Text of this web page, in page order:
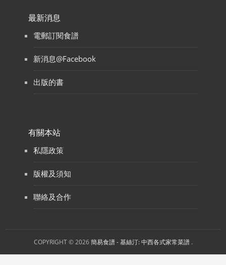
最新消息
電郵訂閱食譜
新消息@Facebook
出版的書
有關本站
私隱政策
版權及須知
聯絡及合作
COPYRIGHT © 2026簡易食譜 - 基絲汀: 中西各式家常菜譜 .